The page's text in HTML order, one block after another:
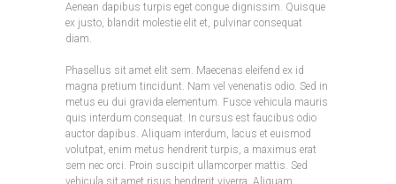
Aenean dapibus turpis eget congue dignissim. Quisque
ex justo, blandit molestie elit et, pulvinar consequat
diam.
Phasellus sit amet elit sem. Maecenas eleifend ex id
magna pretium tincidunt. Nam vel venenatis odio. Sed in
metus eu dui gravida elementum. Fusce vehicula mauris
quis interdum consequat. In cursus est faucibus odio
auctor dapibus. Aliquam interdum, lacus et euismod
volutpat, enim metus hendrerit turpis, a maximus erat
sem nec orci. Proin suscipit ullamcorper mattis. Sed
vehicula sit amet risus hendrerit viverra. Aliquam